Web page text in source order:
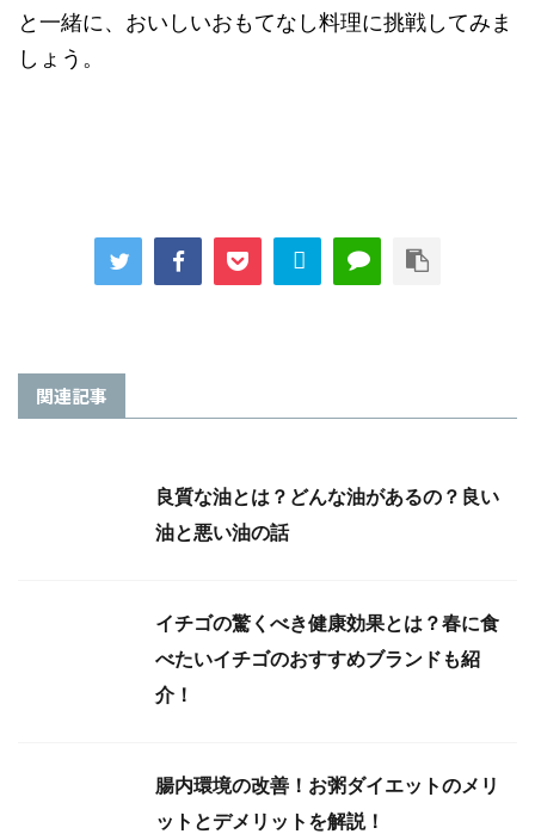
と一緒に、おいしいおもてなし料理に挑戦してみま
しょう。
関連記事
良質な油とは？どんな油があるの？良い
油と悪い油の話
イチゴの驚くべき健康効果とは？春に食
べたいイチゴのおすすめブランドも紹
介！
腸内環境の改善！お粥ダイエットのメリ
ットとデメリットを解説！